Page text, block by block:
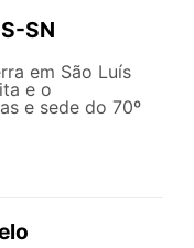
SN
em São Luís
e o
e sede do 70º